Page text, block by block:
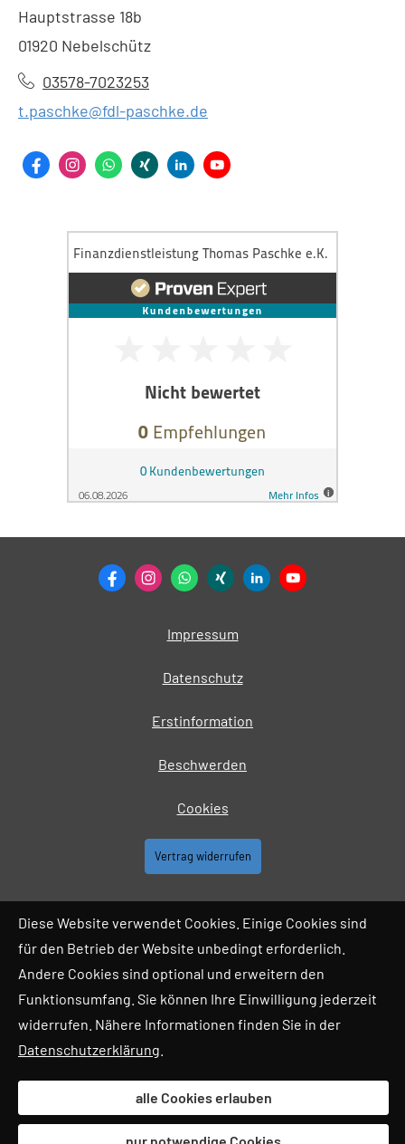
Hauptstrasse 18b
01920 Nebelschütz
03578-7023253
t.paschke@fdl-paschke.de
Impressum
Datenschutz
Erstinformation
Beschwerden
Cookies
Vertrag widerrufen
Diese Website verwendet Cookies. Einige Cookies sind
für den Betrieb der Website unbedingt erforderlich.
Andere Cookies sind optional und erweitern den
Funktionsumfang. Sie können Ihre Einwilligung jederzeit
widerrufen. Nähere Informationen finden Sie in der
Datenschutzerklärung
alle Cookies erlauben